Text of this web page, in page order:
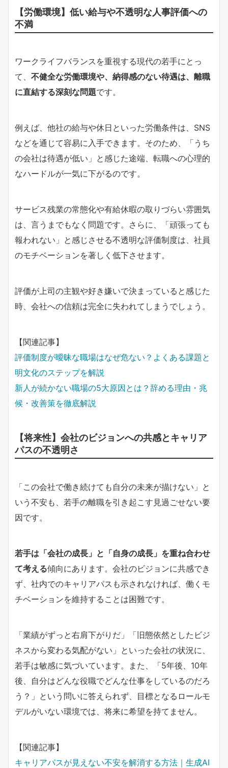
【労働環境】低い給与や不透明な人事評価への
不満
ワークライフバランスを重視する現代の若手にとっ
て、 不健全な労働環境や、納得感のない待遇は、離職
に直結する深刻な問題です。
例えば、他社の給与や休日といった労働条件は、SNS
などを通じて容易に入手できます。そのため、「うち
の会社は待遇が低い」と感じた途端、転職への心理的
なハードルが一気に下がるのです。
サービス残業の常態化や有給休暇の取りづらい雰囲気
は、言うまでもなく問題です。さらに、「頑張っても
報われない」と感じさせる不透明な評価制度は、社員
のモチベーションを著しく低下させます。
評価が上司の主観や好き嫌いで決まっていると感じた
時、会社への信頼は完全に失われてしまうでしょう。
【関連記事】
評価制度が曖昧な職場はなぜ危ない？よくある課題と
明文化のステップを解説
新人が続かない職場の5大原因とは？辞める理由・兆
候・改善策を徹底解説
【将来性】会社のビジョンへの共感とキャリア
パスの不透明さ
「この会社で働き続けても自分の未来が描けない」と
いう不安も、若手の離職を引き起こす見過ごせない要
因です。
若手は「会社の成長」と「自身の成長」を重ね合わせ
て考える傾向にあります。会社のビジョンに共感でき
ず、社内でのキャリアパスも示されなければ、働くモ
チベーションを維持することは困難です。
「業績がずっと右肩下がりだ」「旧態依然としたビジ
ネスから変わる気配がない」といった会社の状況に、
若手は敏感に気づいています。また、「5年後、10年
後、自分はどんな役職でどんな仕事をしているのだろ
う？」という問いに答えられず、目標となるロールモ
デルがいない環境では、将来に希望を持てません。
【関連記事】
キャリアパスが見えない不安を解消する方法｜生成AI